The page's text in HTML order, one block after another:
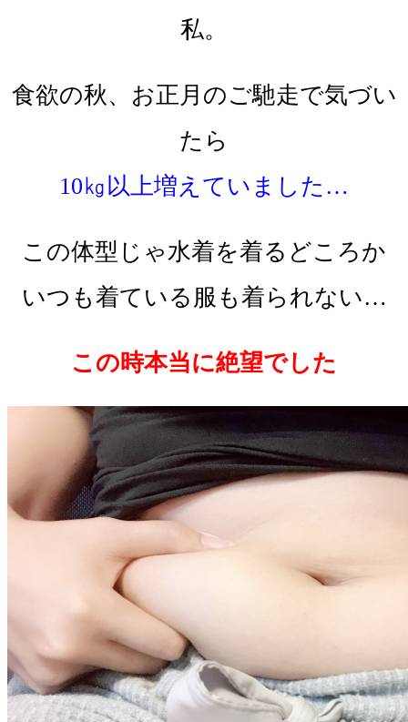
私。
食欲の秋、お正月のご馳走で気づい
たら
10㎏以上増えていました…
この体型じゃ水着を着るどころか
いつも着ている服も着られない…
この時本当に絶望でした